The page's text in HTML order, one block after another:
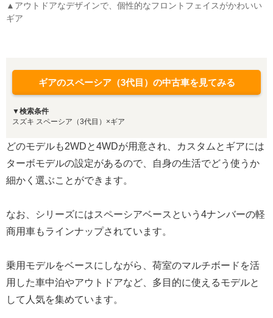
▲アウトドアなデザインで、個性的なフロントフェイスがかわいい
ギア
ギアのスペーシア（3代目）の中古車を見てみる
▼検索条件
スズキ スペーシア（3代目）×ギア
どのモデルも2WDと4WDが用意され、カスタムとギアには
ターボモデルの設定があるので、自身の生活でどう使うか
細かく選ぶことができます。
なお、シリーズにはスペーシアベースという4ナンバーの軽
商用車もラインナップされています。
乗用モデルをベースにしながら、荷室のマルチボードを活
用した車中泊やアウトドアなど、多目的に使えるモデルと
して人気を集めています。